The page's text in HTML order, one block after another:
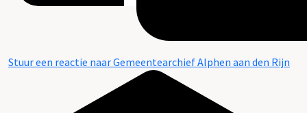
Stuur een reactie naar Gemeentearchief Alphen aan den Rijn